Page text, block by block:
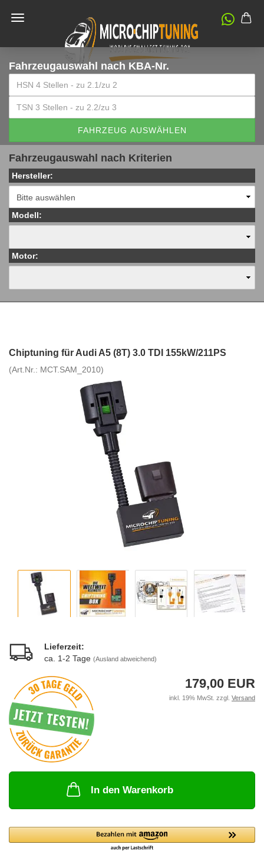
Fahrzeugauswahl nach KBA-Nr.
FAHRZEUG AUSWÄHLEN
Fahrzeugauswahl nach Kriterien
Hersteller:
Modell:
Motor:
Chiptuning für Audi A5 (8T) 3.0 TDI 155kW/211PS
(Art.Nr.: MCT.SAM_2010)
Lieferzeit:
ca. 1-2 Tage (Ausland abweichend)
179,00 EUR
inkl. 19% MwSt. zzgl. Versand
In den Warenkorb